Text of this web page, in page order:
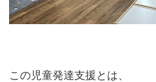
この児童発達支援とは、